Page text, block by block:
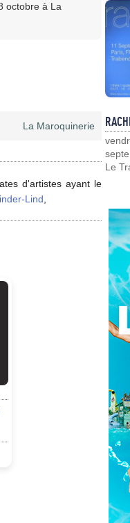
octobre à La
La Maroquinerie
d'artistes ayant le
Lind
Le